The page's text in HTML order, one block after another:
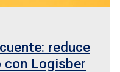
reduce
con Logisber